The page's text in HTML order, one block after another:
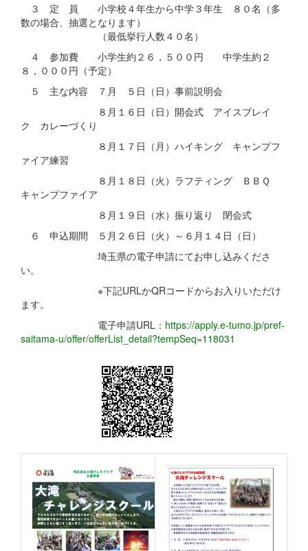
３ 定 員 小学校４年生から中学３年生 ８０名（多
数の場合、抽選となります）
（最低挙行人数４０名）
４ 参加費 小学生約２６，５００円 中学生約２
８，０００円（予定）
５ 主な内容 ７月 ５日（日）事前説明会
８月１６日（日）開会式 アイスブレイ
ク カレーづくり
８月１７日（月）ハイキング キャンプフ
ァイア練習
８月１８日（火）ラフティング ＢＢＱ
キャンプファイア
８月１９日（水）振り返り 閉会式
６ 申込期間 ５月２６日（火）～６月１４日（日）
埼玉県の電子申請にてお申し込みくださ
い。
※下記URLかQRコードからお入りいただけ
ます。
電子申請URL： https://apply.e-tumo.jp/pref-
saitama-u/offer/offerList_detail?tempSeq=118031